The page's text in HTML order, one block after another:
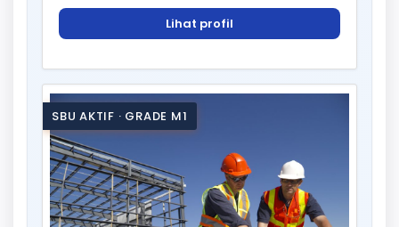
Lihat profil
SBU AKTIF · GRADE M1